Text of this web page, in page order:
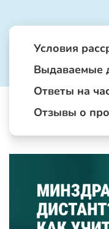
Условия
Выдаваемые
Ответы на
Отзывы о